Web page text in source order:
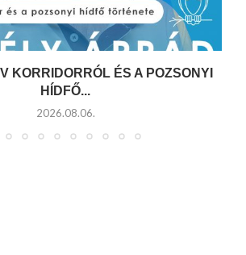
KORRIDORRÓL ÉS A POZSONYI
HÍDFŐ...
2026.08.06.